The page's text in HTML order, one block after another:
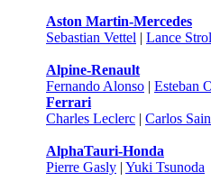
Aston Martin-Mercedes
Sebastian Vettel | Lance
Alpine-Renault
Fernando Alonso | Esteban
Ferrari
Charles Leclerc | Carlos
AlphaTauri-Honda
Pierre Gasly | Yuki Tsunoda